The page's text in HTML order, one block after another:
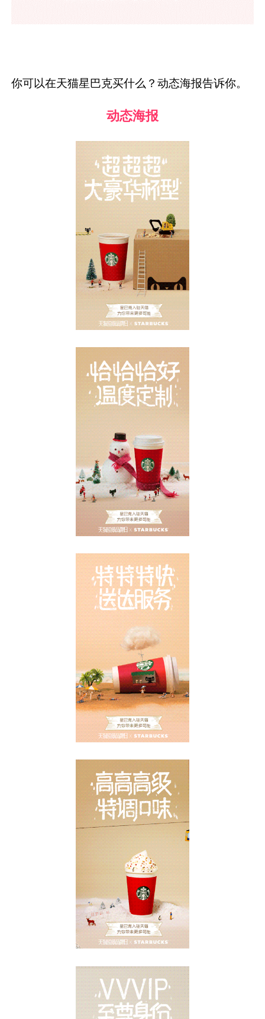
你可以在天猫星巴克买什么？动态海报告诉你。
动态海报